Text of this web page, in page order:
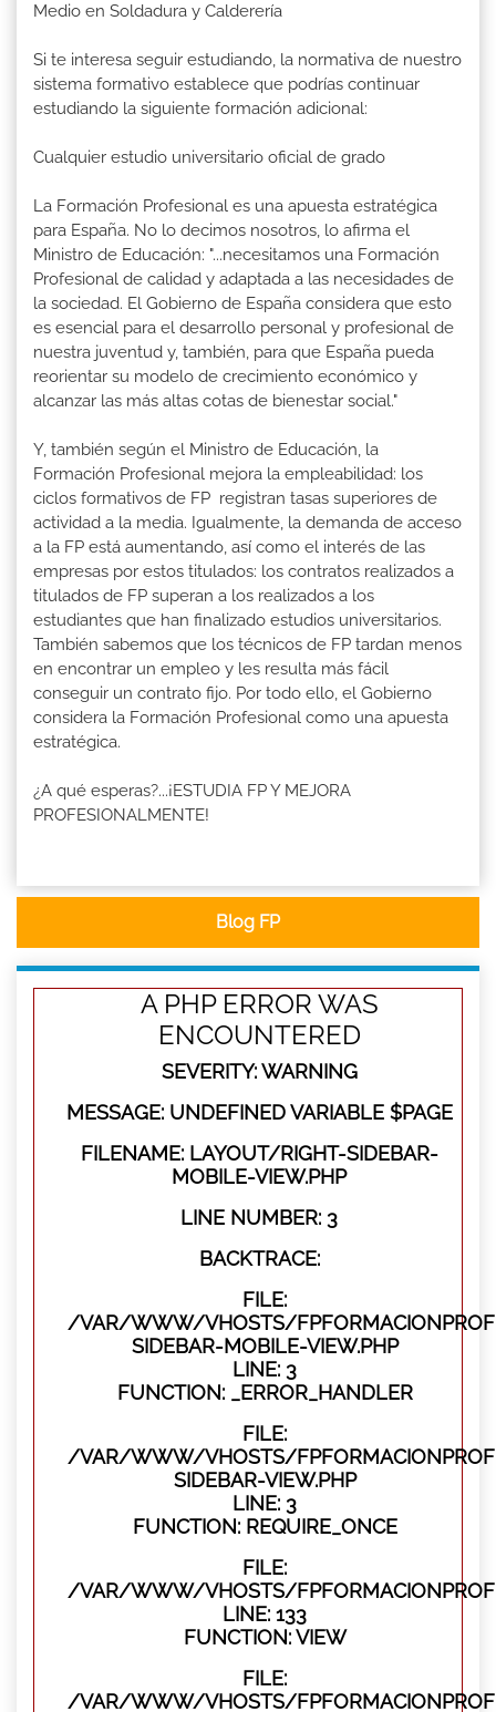
Medio en Soldadura y Calderería
Si te interesa seguir estudiando, la normativa de nuestro
sistema formativo establece que podrías continuar
estudiando la siguiente formación adicional:
Cualquier estudio universitario oficial de grado
La Formación Profesional es una apuesta estratégica
para España. No lo decimos nosotros, lo afirma el
Ministro de Educación: "...necesitamos una Formación
Profesional de calidad y adaptada a las necesidades de
la sociedad. El Gobierno de España considera que esto
es esencial para el desarrollo personal y profesional de
nuestra juventud y, también, para que España pueda
reorientar su modelo de crecimiento económico y
alcanzar las más altas cotas de bienestar social."
Y, también según el Ministro de Educación, la
Formación Profesional mejora la empleabilidad: los
ciclos formativos de FP registran tasas superiores de
actividad a la media. Igualmente, la demanda de acceso
a la FP está aumentando, así como el interés de las
empresas por estos titulados: los contratos realizados a
titulados de FP superan a los realizados a los
estudiantes que han finalizado estudios universitarios.
También sabemos que los técnicos de FP tardan menos
en encontrar un empleo y les resulta más fácil
conseguir un contrato fijo. Por todo ello, el Gobierno
considera la Formación Profesional como una apuesta
estratégica.
¿A qué esperas?...¡ESTUDIA FP Y MEJORA
PROFESIONALMENTE!
Blog FP
A PHP ERROR WAS
ENCOUNTERED
SEVERITY: WARNING
MESSAGE: UNDEFINED VARIABLE $PAGE
FILENAME: LAYOUT/RIGHT-SIDEBAR-
MOBILE-VIEW.PHP
LINE NUMBER: 3
BACKTRACE:
FILE:
/VAR/WWW/VHOSTS/
SIDEBAR-MOBILE-VIEW.PHP
LINE: 3
FUNCTION: _ERROR_HANDLER
FILE:
/VAR/WWW/VHOSTS/
SIDEBAR-VIEW.PHP
LINE: 3
FUNCTION: REQUIRE_ONCE
FILE:
/VAR/WWW/VHOSTS/
LINE: 133
FUNCTION: VIEW
FILE:
/VAR/WWW/VHOSTS/